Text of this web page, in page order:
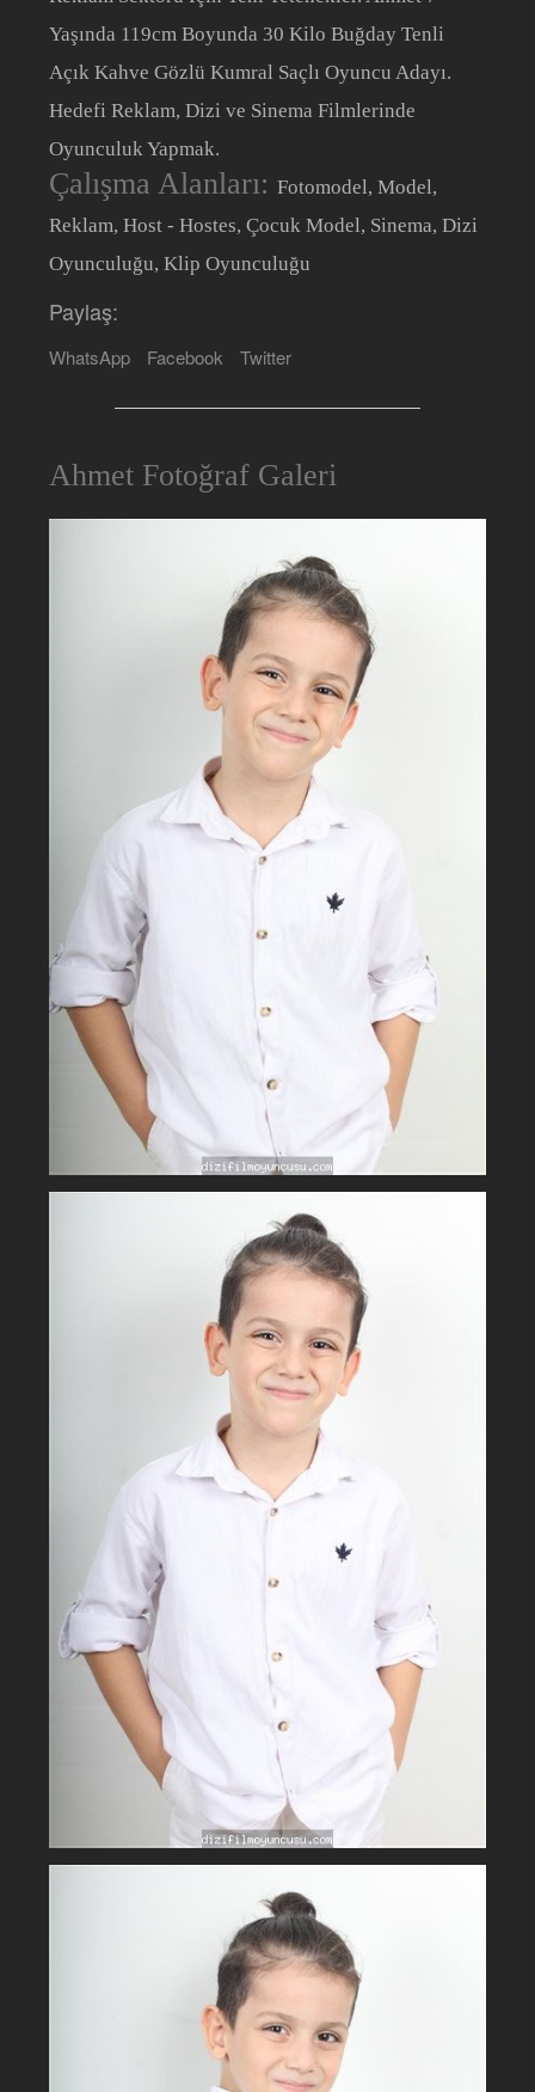
Yaşında 119cm Boyunda 30 Kilo Buğday Tenli
Açık Kahve Gözlü Kumral Saçlı Oyuncu Adayı.
Hedefi Reklam, Dizi ve Sinema Filmlerinde
Oyunculuk Yapmak.
Çalışma Alanları:Fotomodel, Model,
Reklam, Host - Hostes, Çocuk Model, Sinema, Dizi
Oyunculuğu, Klip Oyunculuğu
Paylaş:
WhatsApp Facebook Twitter
Ahmet Fotoğraf Galeri